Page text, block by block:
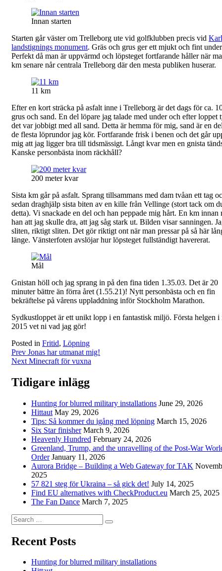
Innan starten
Starten går väster om Trelleborg ute vid golfklubben precis vid
landstignings monument. Gräs och grus ger ett mjukt och fint
Perfekt då man är uppvärmd och löpsteget fortfarande håller när
km senare når centrala Trelleborg där den mesta publiken huserar.
11 km
Efter en kort sträcka på asfalt inne i Trelleborg är det dags för ca.
grus och sand. En del löpare jag talade med under och efter loppet
det var jobbigt med all sand. Detta är hemma för mig, sand är en
de flesta löprundor jag kör. Fortfarande frisk i benen och det går
mig att jag ligger bra till tidsmässigt. Långt kvar men en gnista
Kanske personbästa inom räckhåll?
200 meter kvar
Sista km går på asfalt. Sprang tillsammans med dam tvåan ett tag
sedan draghjälp sista biten av en kille från Vellinge (stort tack om
detta). Vi snackade en del och han peppade mig hårt. En km innan
han att jag skulle dra, att jag såg stark ut. Bilden visar sanningen.
sliten, riktigt sliten. Det gör riktigt ont när man pressar på så här
länge. Vänsterfoten avslöjar hur löpsteget fullständigt havererat.
Mål
Gnistan höll och jag sprang in på den fina tiden 1.35.03. Det är 20
minuter bättre än förra året (1.55.21)! Nytt personbästa och en fin
bekräftelse på vårens uppladdning inför Stockholm Marathon.
Sydkustloppet är ett unikt lopp i en fantastisk miljö. Första helgen i
2015 vet ni vad jag gör!
Posted in Fritid, Löpning
Post
navigation
Prev Jonas har utmanat mig!
Next Minecraft för vuxna
Tidigare inlägg
Hunting for blurred military installations June 29, 2026
Hittaut May 29, 2026
Tips: Så kommer du igång med löpning March 15, 2026
Six Star finisher March 9, 2026
Heavenly Hundred February 24, 2026
Greenland, Trump, and the unravelling of the Post-War
Order January 11, 2026
Aurora Bridge – Building a Web Gateway for TAK
2025
57 821 steg för Ukraina – så gick det! July 14, 2025
Find EU alternatives with CheckProduct.eu March 25, 2025
The Fan Dance March 7, 2025
Search
for:
Search
Recent Posts
Hunting for blurred military installations